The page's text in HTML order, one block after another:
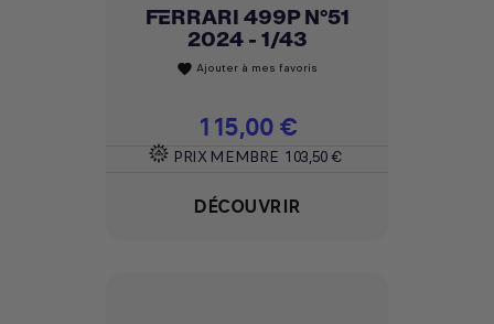
FERRARI 499P N°51
2024 - 1/43
favorite Ajouter à mes favoris
Prix
115,00 €
PRIX MEMBRE 103,50 €
DÉCOUVRIR